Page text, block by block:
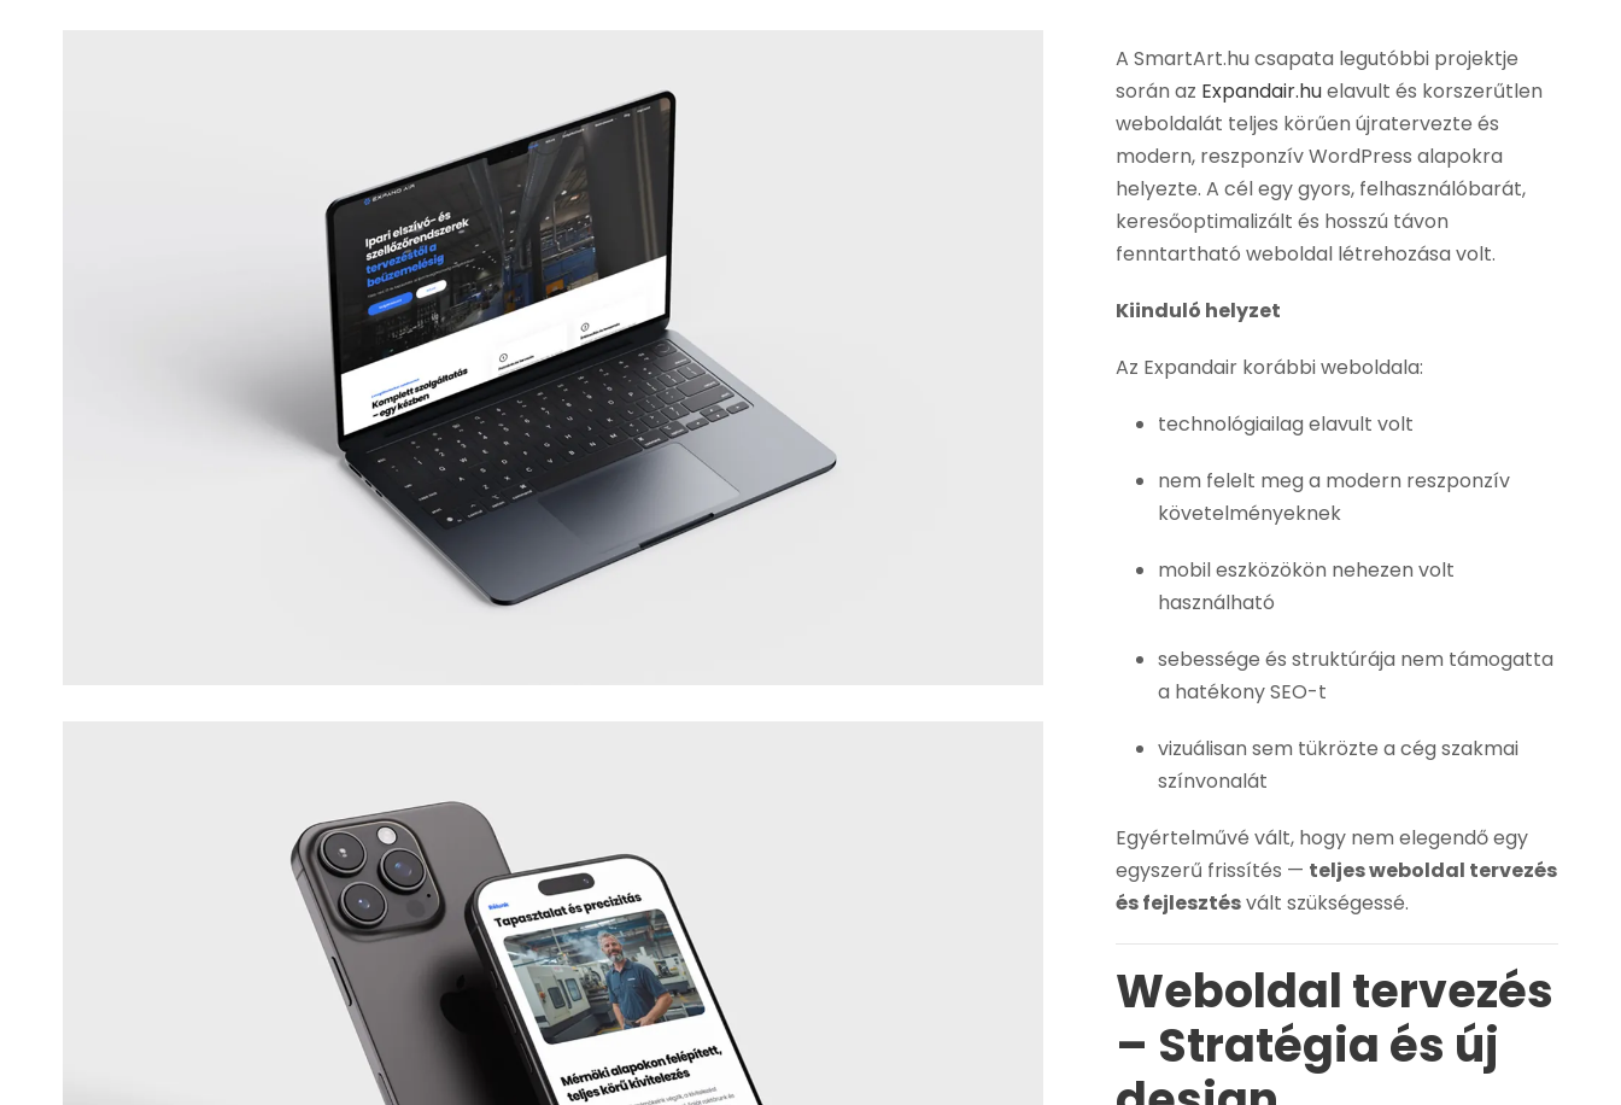
A SmartArt.hu csapata legutóbbi projektje
során az Expandair.huelavult és korszerűtlen
weboldalát teljes körűen újratervezte és
modern, reszponzív WordPress alapokra
helyezte. A cél egy gyors, felhasználóbarát,
keresőoptimalizált és hosszú távon
fenntartható weboldal létrehozása volt.
Kiinduló helyzet
Az Expandair korábbi weboldala:
technológiailag elavult volt
nem felelt meg a modern reszponzív
követelményeknek
mobil eszközökön nehezen volt
használható
sebessége és struktúrája nem támogatta
a hatékony SEO-t
vizuálisan sem tükrözte a cég szakmai
színvonalát
Egyértelművé vált, hogy nem elegendő egy
egyszerű frissítés — teljes weboldal tervezés
és fejlesztésvált szükségessé.
Weboldal tervezés
– Stratégia és új